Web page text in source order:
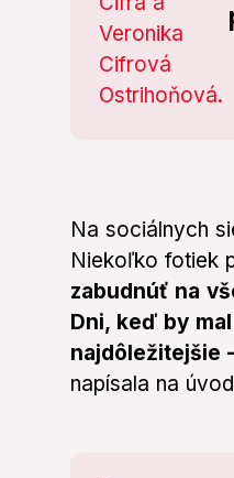
Na sociálnych
Niekoľko fotiek
zabudnúť na
Dni, keď by
najdôležitejšie
napísala na